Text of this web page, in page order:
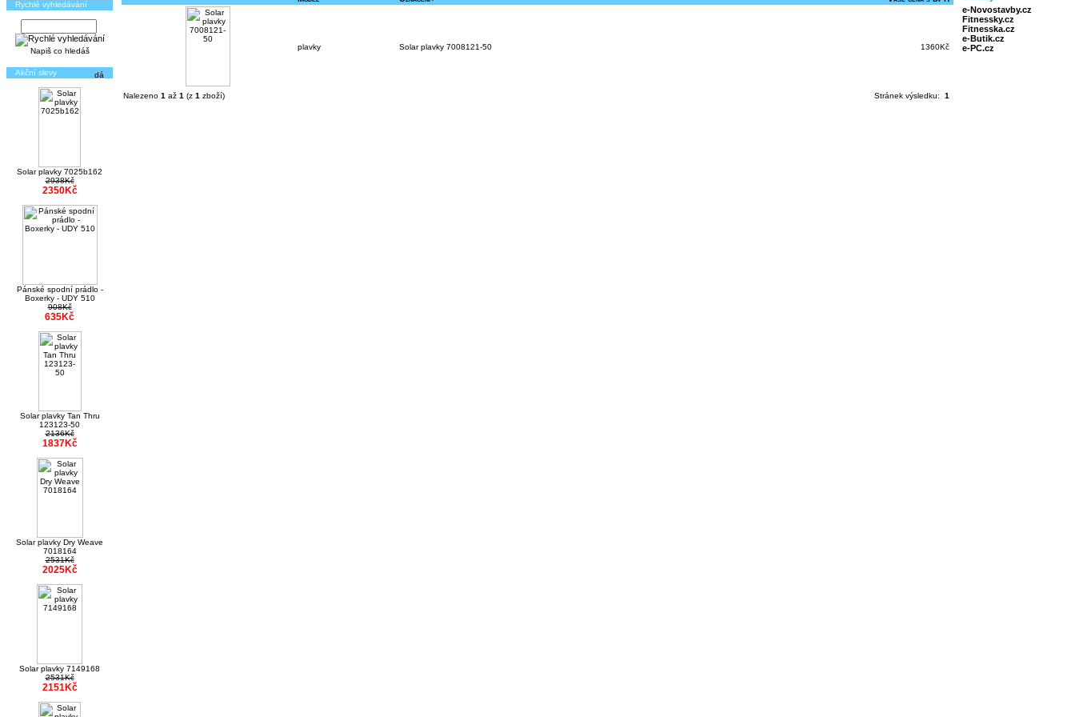
Rychlé vyhledávání
Napiš co hledáš
Akční slevy
Solar plavky 7025b162
2938Kč
2350Kč
Pánské spodní prádlo -
Boxerky - UDY 510
908Kč
635Kč
Solar plavky Tan Thru
123123-50
2136Kč
1837Kč
Solar plavky Dry Weave
7018164
2531Kč
2025Kč
Solar plavky 7149168
2531Kč
2151Kč
plavky Solar plavky 7008121-50 1360Kč
Nalezeno 1 až 1 (z 1 zboží) Stránek výsledku: 1
e-Novostavby.cz
Fitnessky.cz
Fitnesska.cz
e-Butik.cz
e-PC.cz